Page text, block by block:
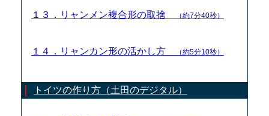
１３．リャンメン複合形の取捨 （約7分40秒）
１４．リャンカン形の活かし方 （約5分10秒）
トイツの作り方（土田のデジタル）